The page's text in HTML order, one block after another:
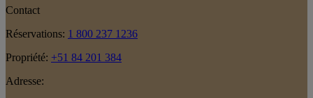
Contact
Réservations: 1 800 237 1236
Propriété: +51 84 201 384
Adresse: